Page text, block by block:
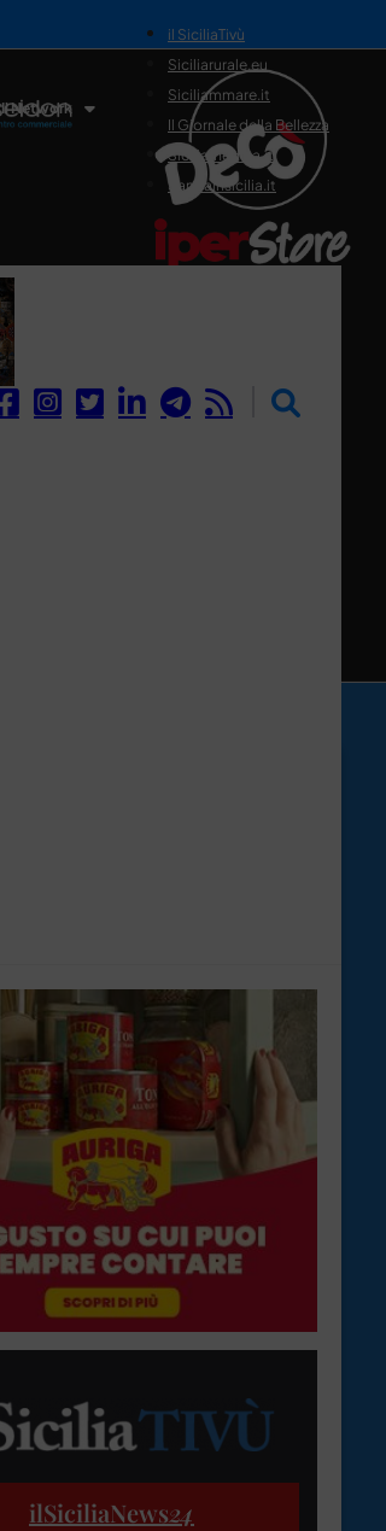
Il Network
il SiciliaTivù
Siciliarurale.eu
Siciliammare.it
Il Giornale della Bellezza
Siciliamedica.it
Sanitainsicilia.it
ilSiciliaNews24